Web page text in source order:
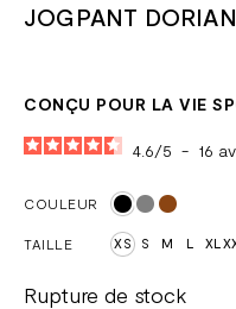
JOGPANT DORIAN
CONÇU POUR LA VIE
4.6/5 - 16
COULEUR
TAILLE XS S M L XL
Rupture de stock